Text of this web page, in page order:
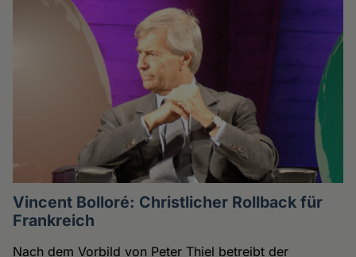
Vincent Bolloré: Christlicher Rollback für
Frankreich
Nach dem Vorbild von Peter Thiel betreibt der